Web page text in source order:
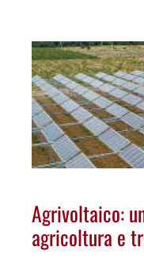
Agrivoltaico:
agricoltura e